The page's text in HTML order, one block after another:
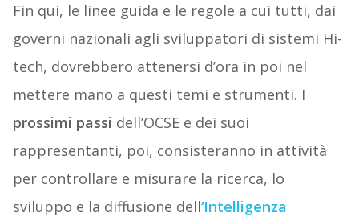
Fin qui, le linee guida e le regole a cui tutti, dai
governi nazionali agli sviluppatori di sistemi Hi-
tech, dovrebbero attenersi d’ora in poi nel
mettere mano a questi temi e strumenti. I
prossimi passi dell’OCSE e dei suoi
rappresentanti, poi, consisteranno in attività
per controllare e misurare la ricerca, lo
sviluppo e la diffusione dell‘Intelligenza